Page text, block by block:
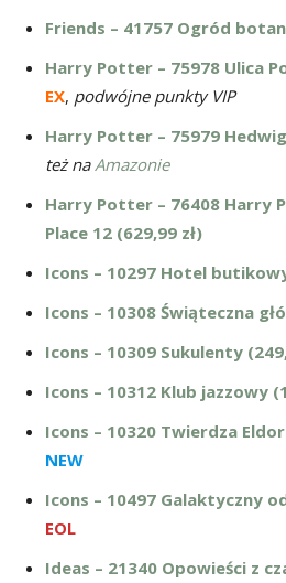
Friends – 41757 Ogród
Harry Potter – 75978 Ulica
EX, podwójne punkty VIP
Harry Potter – 75979
też na Amazonie
Harry Potter – 76408 Harry
Place 12 (629,99 zł)
Icons – 10297 Hotel
Icons – 10308 Świąteczna
Icons – 10309 Sukulenty
Icons – 10312 Klub jazzowy
Icons – 10320 Twierdza
NEW
Icons – 10497 Galaktyczny
EOL
Ideas – 21340 Opowieści z